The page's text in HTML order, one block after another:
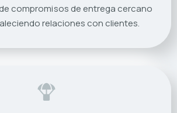
compromisos de entrega cercano
relaciones con clientes.